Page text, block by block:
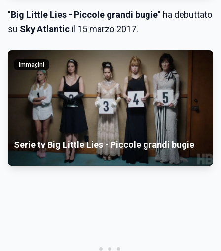
"Big Little Lies - Piccole grandi bugie" ha debuttato
su Sky Atlantic il 15 marzo 2017.
Immagini
Serie tv Big Little Lies - Piccole grandi bugie